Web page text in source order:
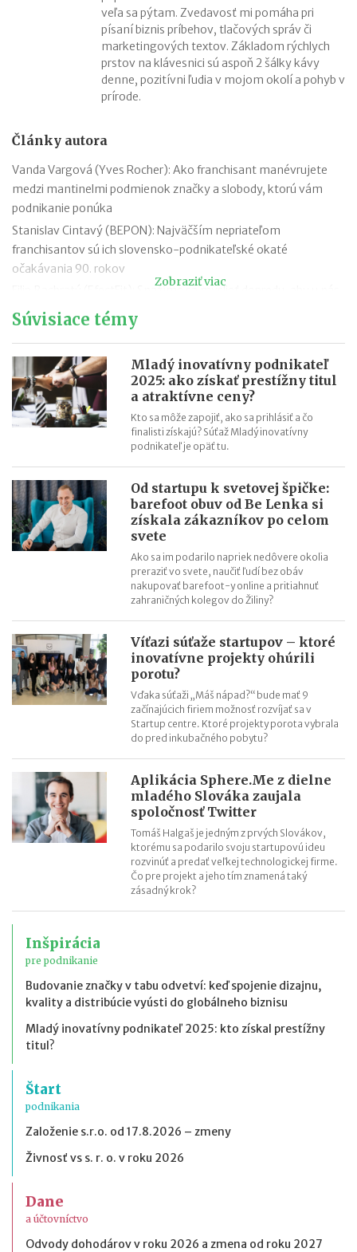
veľa sa pýtam. Zvedavosť mi pomáha pri
písaní biznis príbehov, tlačových správ či
marketingových textov. Základom rýchlych
prstov na klávesnici sú aspoň 2 šálky kávy
denne, pozitívni ľudia v mojom okolí a pohyb v
prírode.
Články autora
Vanda Vargová (Yves Rocher): Ako franchisant manévrujete
medzi mantinelmi podmienok značky a slobody, ktorú vám
podnikanie ponúka
Stanislav Cintavý (BEPON): Najväčším nepriateľom
franchisantov sú ich slovensko-podnikateľské okaté
očakávania 90. rokov
Filip Bachratý (EfectFit): Snažíme sa myslieť dopredu, aby u nás
zákazníci našli všetko, čo hľadajú
Iveta Živicová (ERA): Ak je niekto individualista, nech ide cestou
je pre tímových hráčov
Ľubica Mačugová (Cyprianus): Nevzdávajte sa pri prvom
neúspechu, každé poznanie vás posúva ďalej. Najdôležitejšia je
chuť a výdrž
Roman Fridrich (Coffee Brothers): Až keď sme mali produkt
hodný franchisingu, pustili sme sa do budovania siete
Mohla si vybrať medzi dovolenkou v Thajsku a vyšívacím
strojom. Zvolila druhú možnosť a svetu predstavila značku Just
Love
Pavel Čmelík (Hamleys): Na začiatku svojej kariéry som netušil,
že tento rok otvorím druhé najväčšie hračkárstvo na svete
Už po 5 mesiacoch na trhu senzory iniciatívneho Trenčana
Lekári jej dávali takmer nulové šance. Ona popri svojej liečbe
vytvorila slovenskú značku Oxywater
Zobraziť viac
Súvisiace témy
Mladý inovatívny podnikateľ
2025: ako získať prestížny titul
a atraktívne ceny?
Kto sa môže zapojiť, ako sa prihlásiť a čo
finalisti získajú? Súťaž Mladý inovatívny
podnikateľ je opäť tu.
Od startupu k svetovej špičke:
barefoot obuv od Be Lenka si
získala zákazníkov po celom
svete
Ako sa im podarilo napriek nedôvere okolia
preraziť vo svete, naučiť ľudí bez obáv
nakupovať barefoot-y online a pritiahnuť
zahraničných kolegov do Žiliny?
Víťazi súťaže startupov – ktoré
inovatívne projekty ohúrili
porotu?
Vďaka súťaži „Máš nápad?“ bude mať 9
začínajúcich firiem možnosť rozvíjať sa v
Startup centre. Ktoré projekty porota vybrala
do pred inkubačného pobytu?
Aplikácia Sphere.Me z dielne
mladého Slováka zaujala
spoločnosť Twitter
Tomáš Halgaš je jedným z prvých Slovákov,
ktorému sa podarilo svoju startupovú ideu
rozvinúť a predať veľkej technologickej firme.
Čo pre projekt a jeho tím znamená taký
zásadný krok?
Inšpirácia
pre podnikanie
Budovanie značky v tabu odvetví: keď spojenie dizajnu,
kvality a distribúcie vyústi do globálneho biznisu
Mladý inovatívny podnikateľ 2025: kto získal prestížny
titul?
Štart
podnikania
Založenie s.r.o. od 17.8.2026 – zmeny
Živnosť vs s. r. o. v roku 2026
Dane
a účtovníctvo
Odvody dohodárov v roku 2026 a zmena od roku 2027